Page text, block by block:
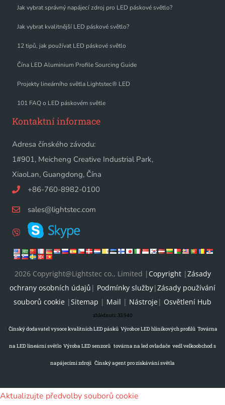
Jak vybrat správný napájecí zdroj pro LED páskové světlo?
Jak vybrat kvalitnější LED páskové světlo?
12 tipů, jak používat LED páskové světlo
Čína LED Aluminium Profile Sourcing Guide
Projekty lineárního světla Lightstec® LED
101 FAQ o LED páskovém světle
Kontaktní informace
Adresa čínského závodu:
1#901, Meicheng Creative Industrial Park,
XiaoLan, Guangdong, Čína
+86-760-8982-0100
sales@lightstec.com
2026 Copyright@Lightstec co., Limited | Copyright|Zásady
ochrany osobních údajů | Podmínky služby|Zásady používání
souborů cookie |Sitemap | Mail | Nástroje| Osvětlení Hub
zhlédnutí:33,940
|Čínský dodavatel vysoce kvalitních LED pásků |Výrobce LED hliníkových profilů |Továrna
na LED lineární světlo |Výroba LED senzorů |továrna na led ovladače |vedl velkoobchod s
napájecími zdroji |Čínský agent pro získávání světla
Aktualizujte předvolby souborů cookie